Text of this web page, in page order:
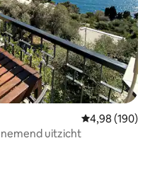
Gemiddelde
4,98 (190)
uitzicht